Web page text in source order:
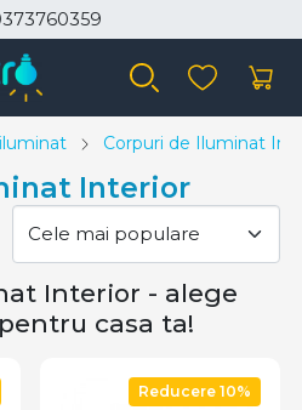
Corpuri de Iluminat
Interior
Interior - alege
casa ta!
Reducere 10%